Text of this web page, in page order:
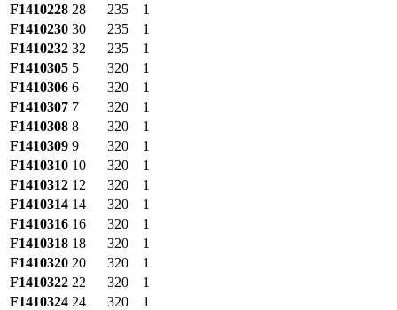
F1410228 28 235
1
F1410230 30 235
1
F1410232 32 235
1
F1410305 5 320
1
F1410306 6 320
1
F1410307 7 320
1
F1410308 8 320
1
F1410309 9 320
1
F1410310 10 320
1
F1410312 12 320
1
F1410314 14 320
1
F1410316 16 320
1
F1410318 18 320
1
F1410320 20 320
1
F1410322 22 320
1
F1410324 24 320
1